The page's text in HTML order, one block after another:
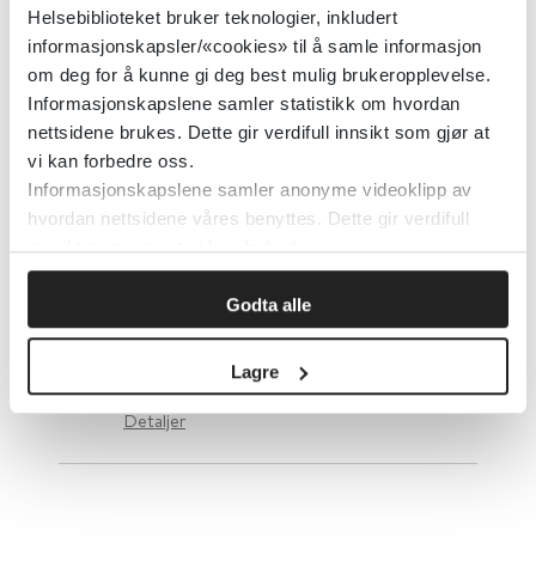
Helsebiblioteket bruker teknologier, inkludert
informasjonskapsler/«cookies» til å samle informasjon
om deg for å kunne gi deg best mulig brukeropplevelse.
Informasjonskapslene samler statistikk om hvordan
nettsidene brukes. Dette gir verdifull innsikt som gjør at
vi kan forbedre oss.
Informasjonskapslene samler anonyme videoklipp av
hvordan nettsidene våres benyttes. Dette gir verdifull
innsikt som gjør at vi kan forbedre oss.
Godta alle
Lagre
håndtering og forebygging av
gjentakelse
National Institute for Health and Care Excellence (NICE) 2022
Detaljer
Strategier for å forebygge
Detaljer